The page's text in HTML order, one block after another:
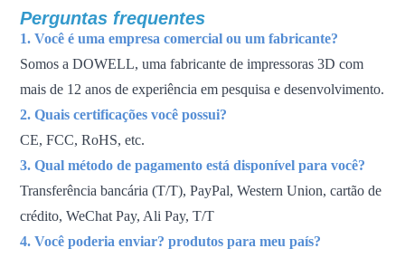
Perguntas frequentes
1. Você é uma empresa comercial ou um fabricante?
Somos a DOWELL, uma fabricante de impressoras 3D com
mais de 12 anos de experiência em pesquisa e desenvolvimento.
2. Quais certificações você possui?
CE, FCC, RoHS, etc.
3. Qual método de pagamento está disponível para você?
Transferência bancária (T/T), PayPal, Western Union, cartão de
crédito, WeChat Pay, Ali Pay, T/T
4. Você poderia enviar?produtos parameu país?